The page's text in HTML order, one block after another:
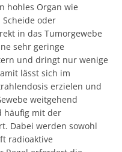
hohles Organ wie
oder
in das Tumorgewebe
sehr geringe
und dringt nur wenige
lässt sich im
erzielen und
weitgehend
häufig mit der
Dabei werden sowohl
radioaktive